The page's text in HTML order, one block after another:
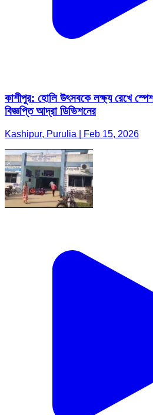
কাশীপুর: হোলি উৎসবকে লক্ষ্য রেখে
বিজ্ঞপ্তি আদ্রা ডিভিশনের
Kashipur, Purulia | Feb 15, 2026